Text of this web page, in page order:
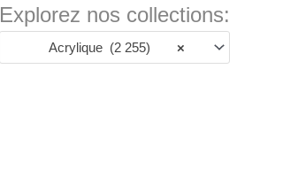
Explorez nos collections:
×
Acrylique (2 255)